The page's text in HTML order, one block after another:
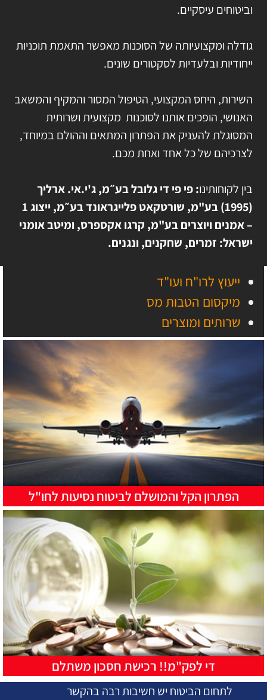
וביטוחים עיסקיים.
גודלה ומקצועיותה של הסוכנות מאפשר התאמת תוכניות
ייחודיות ובלעדיות לסקטורים שונים.
השירות, היחס המקצועי, הטיפול המסור והמקיף והמשאב
האנושי, הופכים אותנו לסוכנות מקצועית ושרותית
המסוגלת להעניק את הפתרון המתאים וההולם במיוחד,
לצרכיהם של כל אחד ואחת מכם.
בין לקוחותינו: פי פי די גלובל בע״מ, ג'י.אי. ארליך
(1995) בע"מ, שורטקאט פלייגראונד בע״מ, ייצוג 1
– אמנים ויוצרים בע"מ, קרגו אקספרס, ומיטב אומני
ישראל: זמרים, שחקנים, ונגנים.
ייעוץ לרו"ח ועו"ד
מיקסום הטבות מס
שרותים ומוצרים
הפתרון הקל והמושלם לביטוח נסיעות לחו"ל
די לפק"מ!! רכישת חסכון משתלם
לתחום הביטוח יש חשיבות רבה בהקשר